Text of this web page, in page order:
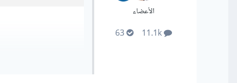
الأعضاء
11.1k
63